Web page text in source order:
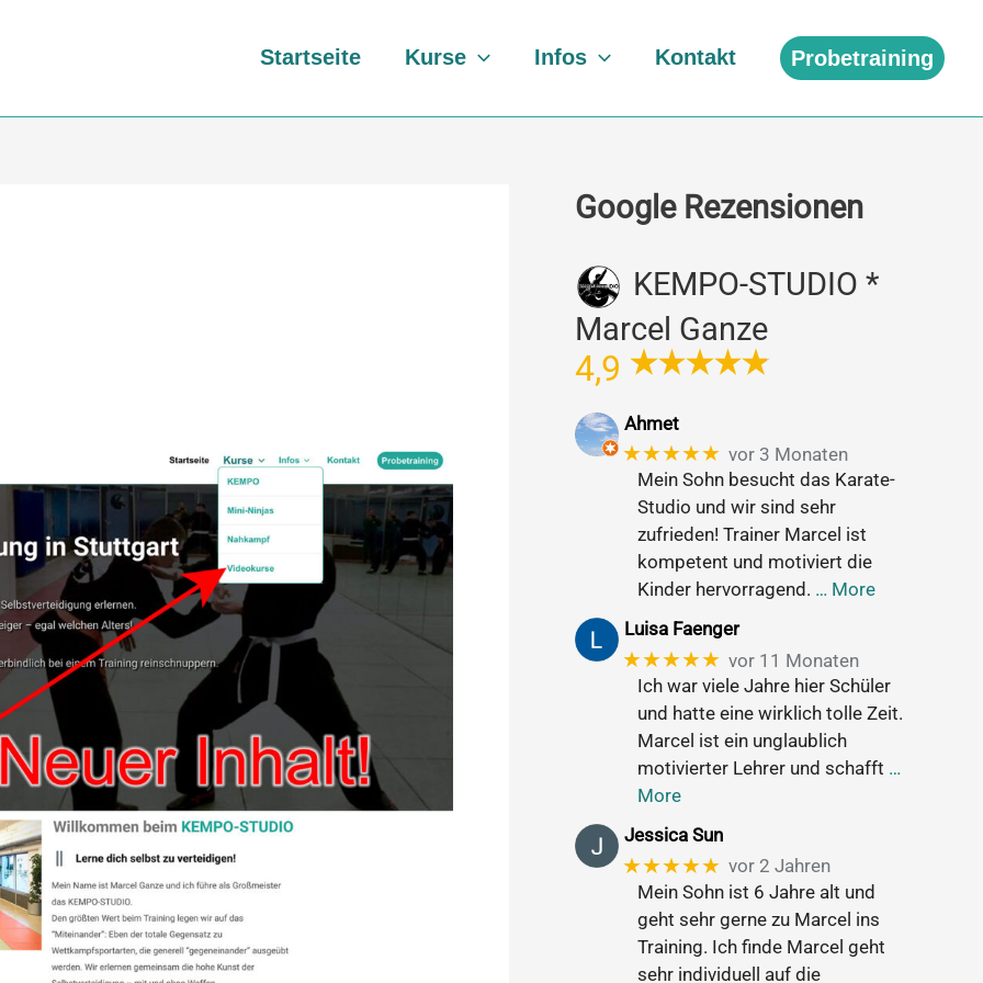
Startseite Kurse Infos Kontakt Probetraining
Google Rezensionen
KEMPO-STUDIO *
Marcel Ganze
4,9
Ahmet
★★★★★ vor 3 Monaten
Mein Sohn besucht das Karate-
Studio und wir sind sehr
zufrieden! Trainer Marcel ist
kompetent und motiviert die
Kinder hervorragend. … More
Luisa Faenger
★★★★★ vor 11 Monaten
Ich war viele Jahre hier Schüler
und hatte eine wirklich tolle Zeit.
Marcel ist ein unglaublich
motivierter Lehrer und schafft …
More
Jessica Sun
★★★★★ vor 2 Jahren
Mein Sohn ist 6 Jahre alt und
geht sehr gerne zu Marcel ins
Training. Ich finde Marcel geht
sehr individuell auf die